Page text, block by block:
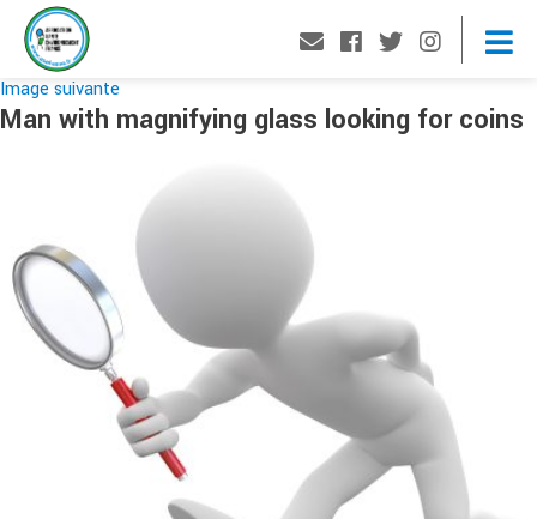
Image suivante
Man with magnifying glass looking for coins